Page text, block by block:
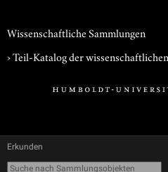
Wissenschaftliche Sammlungen
› Teil-Katalog der
Erkunden